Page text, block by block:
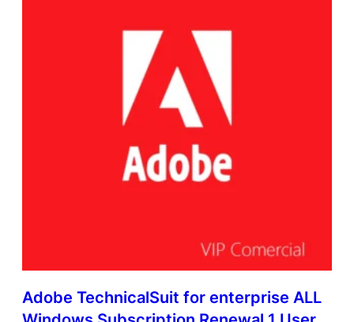
Adobe TechnicalSuit for enterprise ALL